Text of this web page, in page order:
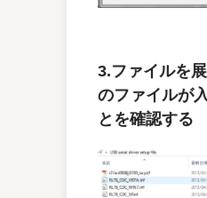
3.ファイルを
のファイルが
とを確認する